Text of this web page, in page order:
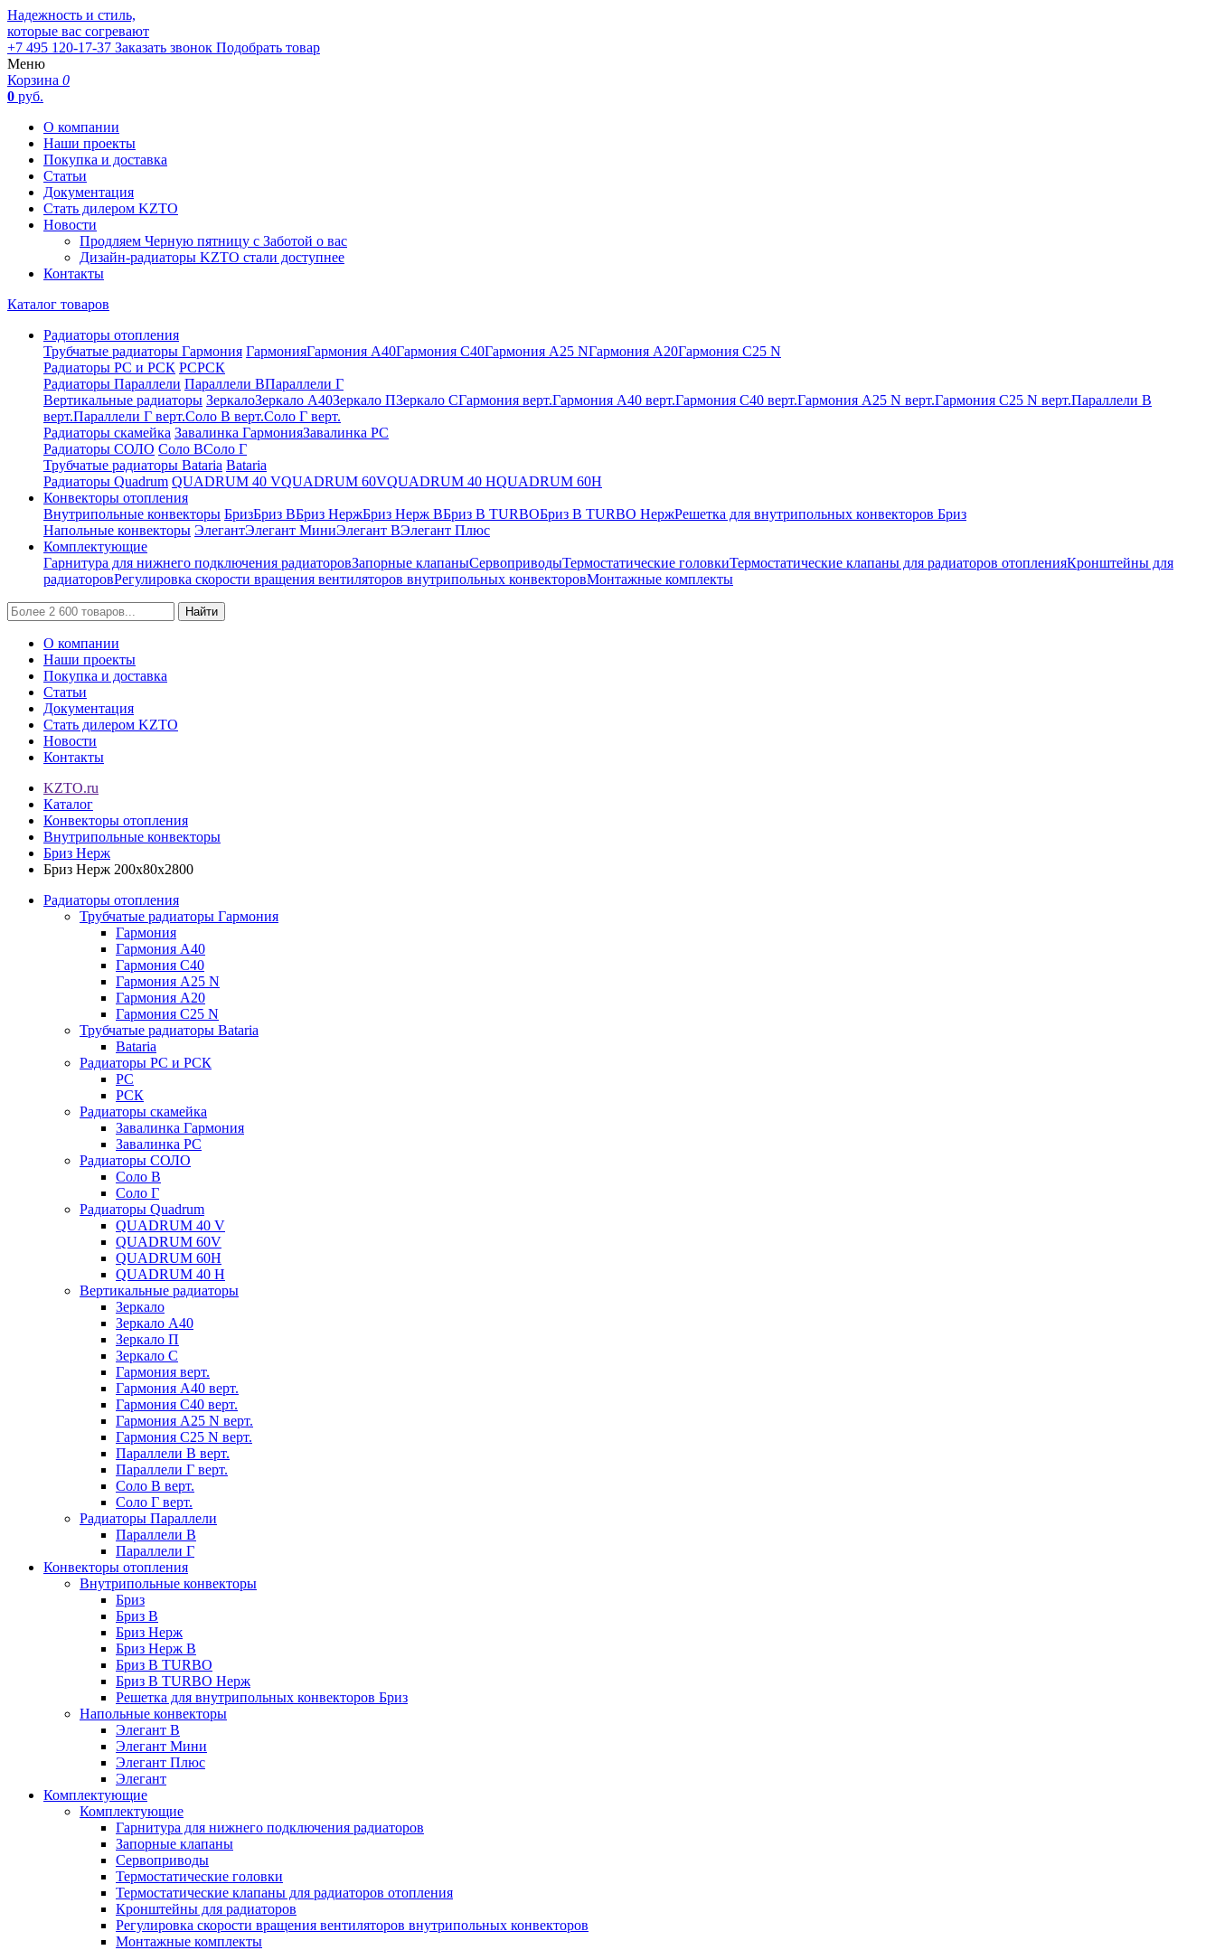
Надежность и стиль,
которые вас согревают
+7 495 120-17-37 Заказать звонок Подобрать товар
Меню
Корзина 0
0 руб.
О компании
Наши проекты
Покупка и доставка
Статьи
Документация
Стать дилером KZTO
Новости
Продляем Черную пятницу с Заботой о вас
Дизайн-радиаторы KZTO стали доступнее
Контакты
Каталог товаров
Радиаторы отопления
Трубчатые радиаторы Гармония ГармонияГармония А40Гармония С40Гармония А25 NГармония А20Гармония С25 N
Радиаторы РС и РСК РСРСК
Радиаторы Параллели Параллели ВПараллели Г
Вертикальные радиаторы ЗеркалоЗеркало А40Зеркало ПЗеркало СГармония верт.Гармония А40 верт.Гармония С40 верт.Гармония А25 N верт.Гармония С25 N верт.Параллели В
верт.Параллели Г верт.Соло В верт.Соло Г верт.
Радиаторы скамейка Завалинка ГармонияЗавалинка РС
Радиаторы СОЛО Соло ВСоло Г
Трубчатые радиаторы Bataria Bataria
Радиаторы Quadrum QUADRUM 40 VQUADRUM 60VQUADRUM 40 HQUADRUM 60H
Конвекторы отопления
Внутрипольные конвекторы БризБриз ВБриз НержБриз Нерж ВБриз В TURBOБриз В TURBO НержРешетка для внутрипольных конвекторов Бриз
Напольные конвекторы ЭлегантЭлегант МиниЭлегант ВЭлегант Плюс
Комплектующие
Гарнитура для нижнего подключения радиаторовЗапорные клапаныСервоприводыТермостатические головкиТермостатические клапаны для радиаторов отопленияКронштейны для
радиаторовРегулировка скорости вращения вентиляторов внутрипольных конвекторовМонтажные комплекты
Найти
О компании
Наши проекты
Покупка и доставка
Статьи
Документация
Стать дилером KZTO
Новости
Контакты
KZTO.ru
Каталог
Конвекторы отопления
Внутрипольные конвекторы
Бриз Нерж
Бриз Нерж 200х80х2800
Радиаторы отопления
Трубчатые радиаторы Гармония
Гармония
Гармония А40
Гармония С40
Гармония А25 N
Гармония А20
Гармония С25 N
Трубчатые радиаторы Bataria
Bataria
Радиаторы РС и РСК
РС
РСК
Радиаторы скамейка
Завалинка Гармония
Завалинка РС
Радиаторы СОЛО
Соло В
Соло Г
Радиаторы Quadrum
QUADRUM 40 V
QUADRUM 60V
QUADRUM 60H
QUADRUM 40 H
Вертикальные радиаторы
Зеркало
Зеркало А40
Зеркало П
Зеркало С
Гармония верт.
Гармония А40 верт.
Гармония С40 верт.
Гармония А25 N верт.
Гармония С25 N верт.
Параллели В верт.
Параллели Г верт.
Соло В верт.
Соло Г верт.
Радиаторы Параллели
Параллели В
Параллели Г
Конвекторы отопления
Внутрипольные конвекторы
Бриз
Бриз В
Бриз Нерж
Бриз Нерж В
Бриз В TURBO
Бриз В TURBO Нерж
Решетка для внутрипольных конвекторов Бриз
Напольные конвекторы
Элегант В
Элегант Мини
Элегант Плюс
Элегант
Комплектующие
Комплектующие
Гарнитура для нижнего подключения радиаторов
Запорные клапаны
Сервоприводы
Термостатические головки
Термостатические клапаны для радиаторов отопления
Кронштейны для радиаторов
Регулировка скорости вращения вентиляторов внутрипольных конвекторов
Монтажные комплекты